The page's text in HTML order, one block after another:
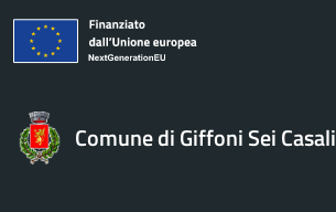
Comune di Giffoni Sei Casali